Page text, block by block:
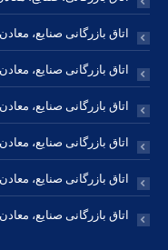
اتاق بازرگانی صنایع،
اتاق بازرگانی صنایع،
اتاق بازرگانی صنایع،
اتاق بازرگانی صنایع،
اتاق بازرگانی صنایع،
اتاق بازرگانی صنایع،